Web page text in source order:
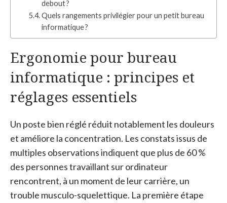
debout ?
Quels rangements privilégier pour un petit bureau
informatique ?
Ergonomie pour bureau
informatique : principes et
réglages essentiels
Un poste bien réglé réduit notablement les douleurs
et améliore la concentration. Les constats issus de
multiples observations indiquent que plus de 60 %
des personnes travaillant sur ordinateur
rencontrent, à un moment de leur carrière, un
trouble musculo-squelettique. La première étape